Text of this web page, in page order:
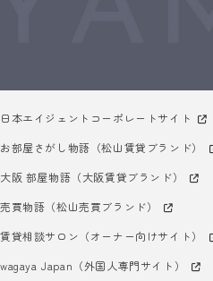
日本エイジェントコーポレートサイト
お部屋さがし物語（松山賃貸ブランド）
大阪 部屋物語（大阪賃貸ブランド）
売買物語（松山売買ブランド）
賃貸相談サロン（オーナー向けサイト）
wagaya Japan（外国人専門サイト）